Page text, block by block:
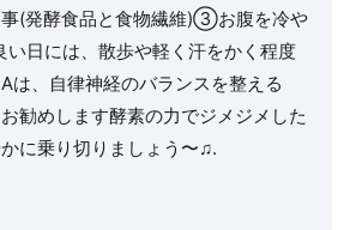
(発酵食品と食物繊維)③お腹を冷や
日には、散歩や軽く汗をかく程度
は、自律神経のバランスを整える
お勧めします酵素の力でジメジメした
に乗り切りましょう〜♫️.